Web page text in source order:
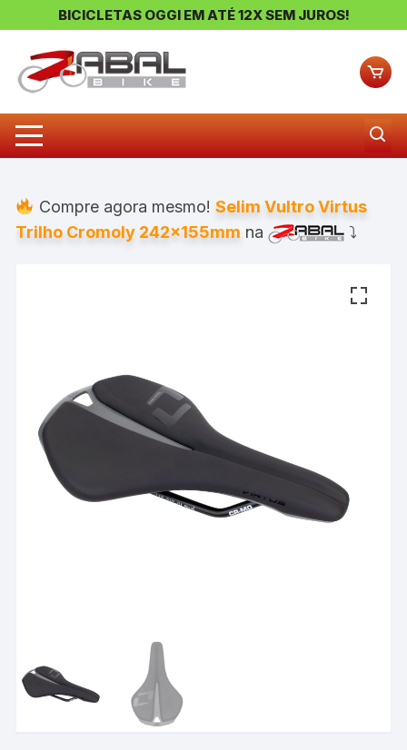
BICICLETAS OGGI EM ATÉ 12X SEM JUROS!
Compre agora mesmo! Selim Vultro Virtus
Trilho Cromoly 242x155mm na ⤵